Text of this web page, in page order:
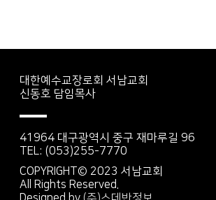
대한예수교장로회 서남교회
신동호 담임목사
41964 대구광역시 중구 재마루길 96
TEL: (053)255-7770
COPYRIGHT© 2023 서남교회
All Rights Reserved.